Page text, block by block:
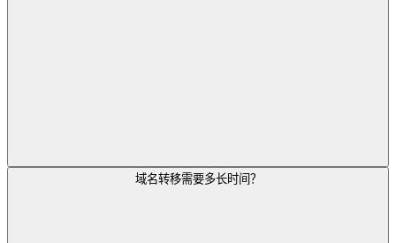
域名转移需要多长时间？